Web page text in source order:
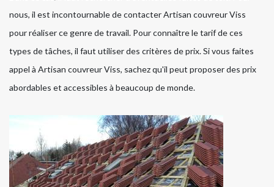
nous, il est incontournable de contacter Artisan couvreur Viss
pour réaliser ce genre de travail. Pour connaître le tarif de ces
types de tâches, il faut utiliser des critères de prix. Si vous faites
appel à Artisan couvreur Viss, sachez qu'il peut proposer des prix
abordables et accessibles à beaucoup de monde.